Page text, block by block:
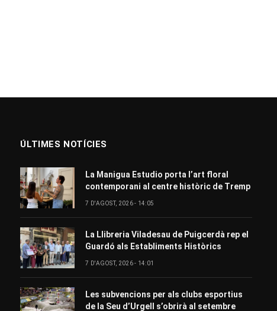
ÚLTIMES NOTÍCIES
La Manigua Estudio porta l’art floral
contemporani al centre històric de Tremp
7 D'AGOST, 2026 - 14:05
La Llibreria Viladesau de Puigcerdà rep el
Guardó als Establiments Històrics
7 D'AGOST, 2026 - 14:01
Les subvencions per als clubs esportius
de la Seu d’Urgell s’obrirà al setembre